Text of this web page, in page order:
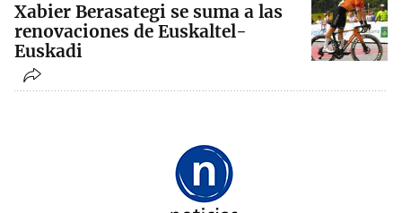
Xabier Berasategi se suma a las
renovaciones de Euskaltel-
Euskadi